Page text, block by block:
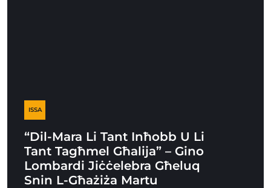
ISSA
“Dil-Mara Li Tant Inħobb U Li
Tant Tagħmel Għalija” – Gino
Lombardi Jiċċelebra Għeluq
Snin L-Għażiża Martu